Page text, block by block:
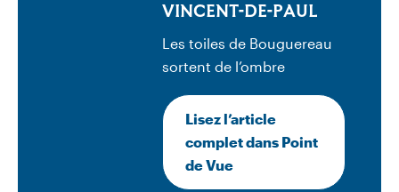
VINCENT-DE-PAUL
Les toiles de Bouguereau
sortent de l’ombre
Lisez l’article
complet dans Point
de Vue